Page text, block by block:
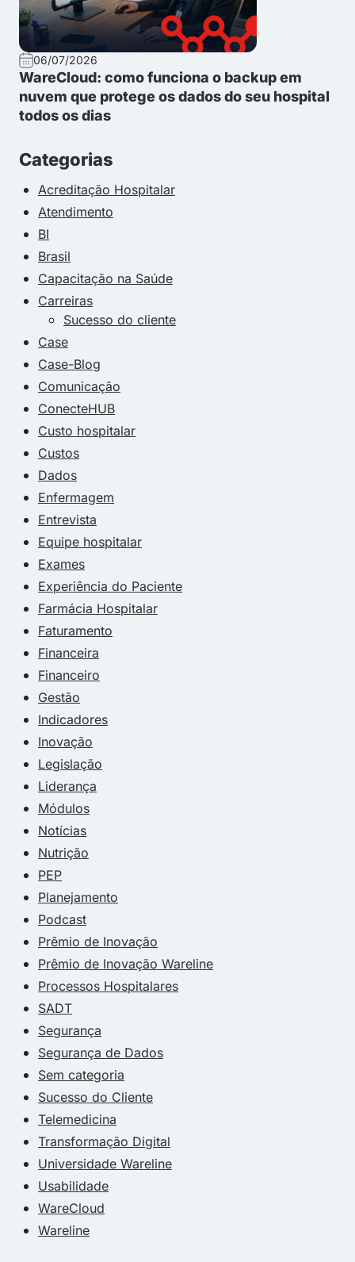
06/07/2026
WareCloud: como funciona o backup em
nuvem que protege os dados do seu hospital
todos os dias
Categorias
Acreditação Hospitalar
Atendimento
BI
Brasil
Capacitação na Saúde
Carreiras
Sucesso do cliente
Case
Case-Blog
Comunicação
ConecteHUB
Custo hospitalar
Custos
Dados
Enfermagem
Entrevista
Equipe hospitalar
Exames
Experiência do Paciente
Farmácia Hospitalar
Faturamento
Financeira
Financeiro
Gestão
Indicadores
Inovação
Legislação
Liderança
Módulos
Notícias
Nutrição
PEP
Planejamento
Podcast
Prêmio de Inovação
Prêmio de Inovação Wareline
Processos Hospitalares
SADT
Segurança
Segurança de Dados
Sem categoria
Sucesso do Cliente
Telemedicina
Transformação Digital
Universidade Wareline
Usabilidade
WareCloud
Wareline